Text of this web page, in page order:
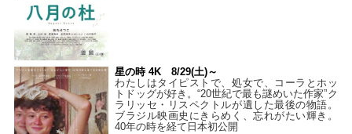
星の時 4K 8/29(土)～
わたしはタイピストで、処⼥で、コーラとホッ
トドッグが好き。“20世紀で最も謎めいた作家”ク
ラリッセ・リスペクトルが遺した最後の物語。
ブラジル映画史にきらめく、忘れがたい輝き。
40年の時を経て⽇本初公開